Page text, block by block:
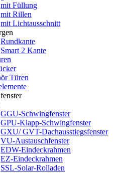
mit Füllung
mit Rillen
mit Lichtausschnitt
Rundkante
Smart 2 Kante
Türen
GGU-Schwingfenster
GPU-Klapp-Schwingfenster
GXU/ GVT-Dachausstiegsfenster
VU-Austauschfenster
EDW-Eindeckrahmen
EZ-Eindeckrahmen
SSL-Solar-Rolladen